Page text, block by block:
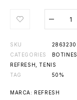
SKU
2863230
CATEGORIES
BOTINES
REFRESH
,TENIS
TAG
50%
MARCA: REFRESH